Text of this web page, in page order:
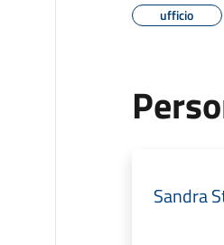
ufficio
Sandra